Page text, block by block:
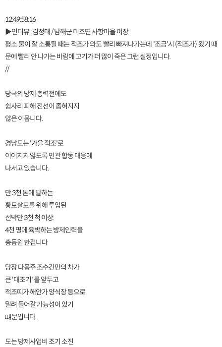
12;49;58;16
▶인터뷰 : 김정태 / 남해군 미조면 사항마을 이장
평소 물이 잘 소통될 때는 적조가 와도 빨리 빠져나가는데 '조금'시 (적조가) 왔기 때
문에 빨리 안 나가는 바람에 고기가 더 많이 죽은 그런 실정입니다.
//
당국의 방제 총력전에도
쉽사리 피해 전선이 좁혀지지
않은 이윱니다.
경남도는 '가을 적조'로
이어지지 않도록 민관 합동 대응에
나서고 있습니다.
만 3천 톤에 달하는
황토살포를 위해 투입된
선박만 3천 척 이상.
4천 명에 육박하는 방제인력을
총동원 한겁니다
당장 다음주 조수간만의 차가
큰 '대조기' 를 앞두고
적조띠가 해안가 양식장 등으로
밀려 들어갈 가능성이 있기
떄문입니다.
도는 방제사업비 조기 소진